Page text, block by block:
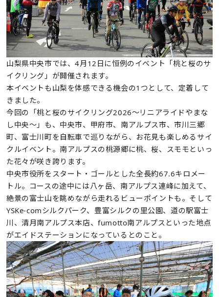
山梨県中央市では、4月12日に恒例のイベント「桃と桜のサ
イクリング」が開催されます。
本イベントも山梨を体感できる機会の1つとして、定着して
きました。
今回の「桃と桜のサイクリング2026～リニアライドやまな
し中央～」も、中央市、甲府市、南アルプス市、市川三郷
町、富士川町を自転車で巡りながら、お花見も楽しめるサイ
クルイベント。南アルプスの桃源郷に桃、桜、スモモといっ
た花々が咲き誇ります。
中央市役所をスタート・ゴールとした全長約67.6キロメー
トル。コースの途中には八ヶ岳、南アルプス連峰に加えて、
絶景の富士山を眺めながら走れるビューポイントも。そして
YSKe-comシルクパーク、豊富シルクの里公園、道の駅富士
川、清月南アルプス本店、fumotto南アルプスといった地点
がエイドステーションになっているとのこと。